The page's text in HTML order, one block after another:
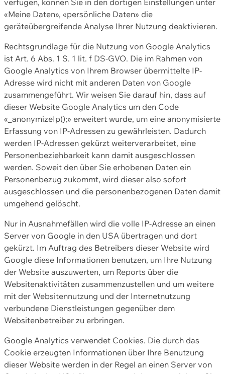
verfügen, können Sie in den dortigen Einstellungen unter
«Meine Daten», «persönliche Daten» die
geräteübergreifende Analyse Ihrer Nutzung deaktivieren.
Rechtsgrundlage für die Nutzung von Google Analytics
ist Art. 6 Abs. 1 S. 1 lit. f DS-GVO. Die im Rahmen von
Google Analytics von Ihrem Browser übermittelte IP-
Adresse wird nicht mit anderen Daten von Google
zusammengeführt. Wir weisen Sie darauf hin, dass auf
dieser Website Google Analytics um den Code
«_anonymizeIp();» erweitert wurde, um eine anonymisierte
Erfassung von IP-Adressen zu gewährleisten. Dadurch
werden IP-Adressen gekürzt weiterverarbeitet, eine
Personenbeziehbarkeit kann damit ausgeschlossen
werden. Soweit den über Sie erhobenen Daten ein
Personenbezug zukommt, wird dieser also sofort
ausgeschlossen und die personenbezogenen Daten damit
umgehend gelöscht.
Nur in Ausnahmefällen wird die volle IP-Adresse an einen
Server von Google in den USA übertragen und dort
gekürzt. Im Auftrag des Betreibers dieser Website wird
Google diese Informationen benutzen, um Ihre Nutzung
der Website auszuwerten, um Reports über die
Websitenaktivitäten zusammenzustellen und um weitere
mit der Websitennutzung und der Internetnutzung
verbundene Dienstleistungen gegenüber dem
Websitenbetreiber zu erbringen.
Google Analytics verwendet Cookies. Die durch das
Cookie erzeugten Informationen über Ihre Benutzung
dieser Website werden in der Regel an einen Server von